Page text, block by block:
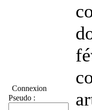
Connexion
Pseudo :